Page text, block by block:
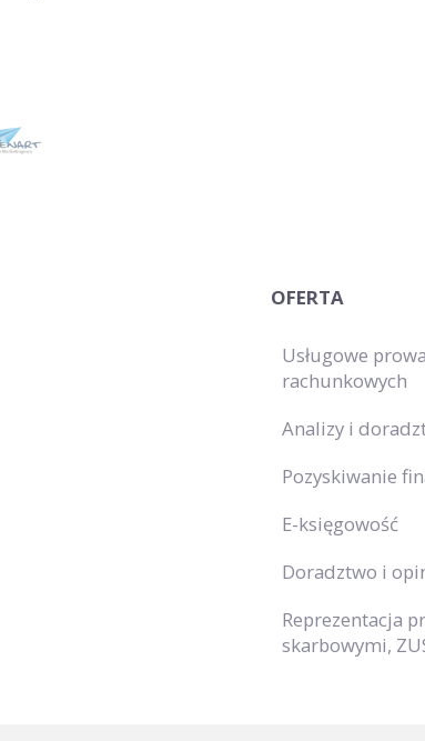
OFERTA
Usługowe
rachunkowych
Analizy i
Pozyskiwanie
E-księgowość
Doradztwo i
Reprezentacja
skarbowymi,